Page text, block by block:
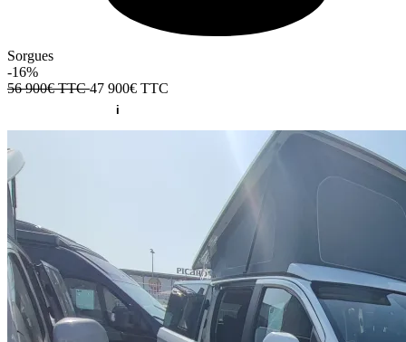
Sorgues
-16%
56 900€ TTC47 900€ TTC